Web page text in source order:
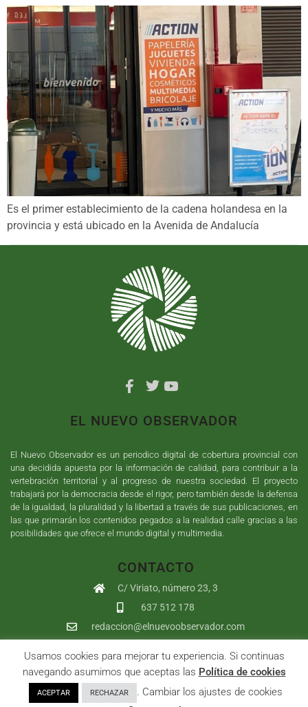
Es el primer establecimiento de la cadena holandesa en la
provincia y está ubicado en la Avenida de Andalucía
EL NUEVO OBSERVADOR
El Nuevo Observador es un periodico digital de cobertura provincial con
una decidida apuesta por la información de calidad, para contribuir a la
vertebración territorial y al progreso de nuestra sociedad. El proyecto
trabajará por la democracia desde el rigor, pero también desde la defensa
de la igualdad, la pluralidad y la libertad a través de sus publicaciones, en
las que primarán los contenidos pegados a la realidad calle gracias a las
posibilidades que ofrece el mundo digital y multimedia.
CONTACTO
C/ Viriato, número 23, 3
637 512 178
redaccion@elnuevoobservador.com
Copyright ©2026 El Nuevo Observador | Sumurdigital Diseño web
yDesarrollo| All Rights Reserved |
Privacidad|Política de cookies|User
Usamos cookies para mejorar tu experiencia. Si continuas
navegando asumimos que aceptas las Política de cookies
ACEPTAR RECHAZAR
. Cambiar los ajustes de cookies